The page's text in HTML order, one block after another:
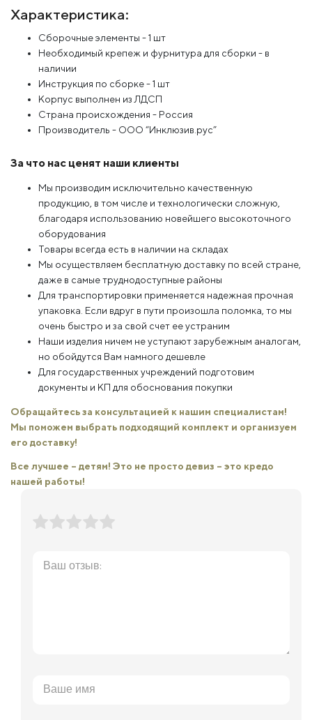
Характеристика:
Сборочные элементы - 1 шт
Необходимый крепеж и фурнитура для сборки - в
наличии
Инструкция по сборке - 1 шт
Корпус выполнен из ЛДСП
Страна происхождения - Россия
Производитель - ООО “Инклюзив.рус”
За что нас ценят наши клиенты
Мы производим исключительно качественную
продукцию, в том числе и технологически сложную,
благодаря использованию новейшего высокоточного
оборудования
Товары всегда есть в наличии на складах
Мы осуществляем бесплатную доставку по всей стране,
даже в самые труднодоступные районы
Для транспортировки применяется надежная прочная
упаковка. Если вдруг в пути произошла поломка, то мы
очень быстро и за свой счет ее устраним
Наши изделия ничем не уступают зарубежным аналогам,
но обойдутся Вам намного дешевле
Для государственных учреждений подготовим
документы и КП для обоснования покупки
Обращайтесь за консультацией к нашим специалистам!
Мы поможем выбрать подходящий комплект и организуем
его доставку!
Все лучшее – детям! Это не просто девиз – это кредо
нашей работы!